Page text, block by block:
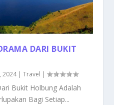
DARI BUKIT
2024|Travel |
Bukit Holbung Adalah
Bagi Setiap...